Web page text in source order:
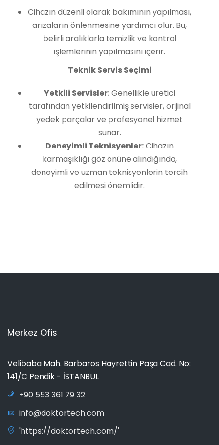
Cihazın düzenli olarak bakımının yapılması,
arızaların önlenmesine yardımcı olur. Bu,
belirli aralıklarla temizlik ve kontrol
işlemlerinin yapılmasını içerir.
Teknik Servis Seçimi
Yetkili Servisler:Genellikle üretici
tarafından yetkilendirilmiş servisler, orijinal
yedek parçalar ve profesyonel hizmet
sunar.
Deneyimli Teknisyenler:Cihazın
karmaşıklığı göz önüne alındığında,
deneyimli ve uzman teknisyenlerin tercih
edilmesi önemlidir.
Merkez Ofis
Velibaba Mah. Barbaros Hayrettin Paşa Cad. No:
141/C Pendik - İSTANBUL
+90 553 361 79 32
info@doktortech.com
'https://doktortech.com/'